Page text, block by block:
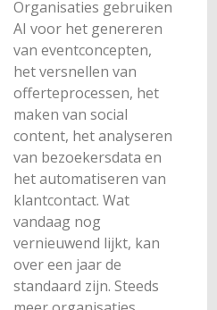
Organisaties gebruiken
AI voor het genereren
van eventconcepten,
het versnellen van
offerteprocessen, het
maken van social
content, het analyseren
van bezoekersdata en
het automatiseren van
klantcontact. Wat
vandaag nog
vernieuwend lijkt, kan
over een jaar de
standaard zijn. Steeds